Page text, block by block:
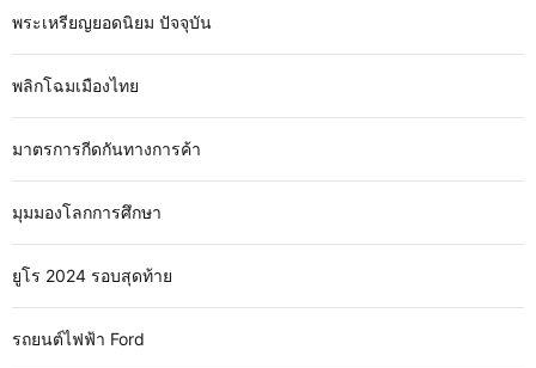
พระเหรียญยอดนิยม ปัจจุบัน
พลิกโฉมเมืองไทย
มาตรการกีดกันทางการค้า
มุมมองโลกการศึกษา
ยูโร 2024 รอบสุดท้าย
รถยนต์ไฟฟ้า Ford